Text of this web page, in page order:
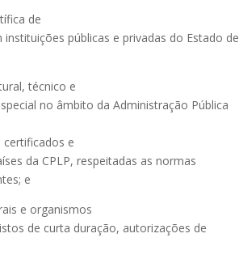
de
públicas e privadas do Estado de
técnico e
no âmbito da Administração Pública
e
da CPLP, respeitadas as normas
e
e organismos
de curta duração, autorizações de